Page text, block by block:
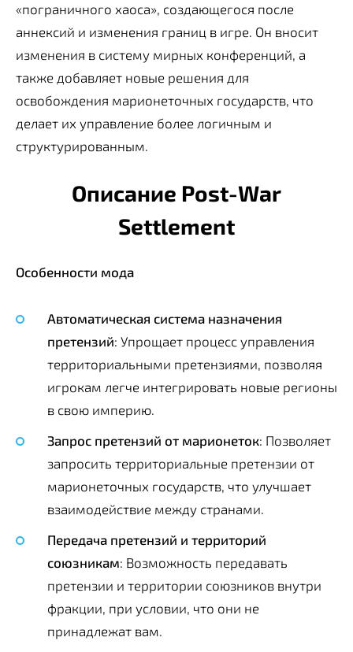
«пограничного хаоса», создающегося после
аннексий и изменения границ в игре. Он вносит
изменения в систему мирных конференций, а
также добавляет новые решения для
освобождения марионеточных государств, что
делает их управление более логичным и
структурированным.
Описание Post-War
Settlement
Особенности мода
Автоматическая система назначения
претензий: Упрощает процесс управления
территориальными претензиями, позволяя
игрокам легче интегрировать новые регионы
в свою империю.
Запрос претензий от марионеток: Позволяет
запросить территориальные претензии от
марионеточных государств, что улучшает
взаимодействие между странами.
Передача претензий и территорий
союзникам: Возможность передавать
претензии и территории союзников внутри
фракции, при условии, что они не
принадлежат вам.